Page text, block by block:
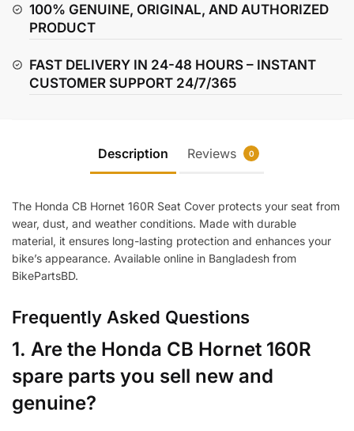
100% GENUINE, ORIGINAL, AND AUTHORIZED
PRODUCT
FAST DELIVERY IN 24-48 HOURS – INSTANT
CUSTOMER SUPPORT 24/7/365
Description Reviews 0
The Honda CB Hornet 160R Seat Cover protects your seat from
wear, dust, and weather conditions. Made with durable
material, it ensures long-lasting protection and enhances your
bike’s appearance. Available online in Bangladesh from
BikePartsBD.
Frequently Asked Questions
1. Are the Honda CB Hornet 160R
spare parts you sell new and
genuine?